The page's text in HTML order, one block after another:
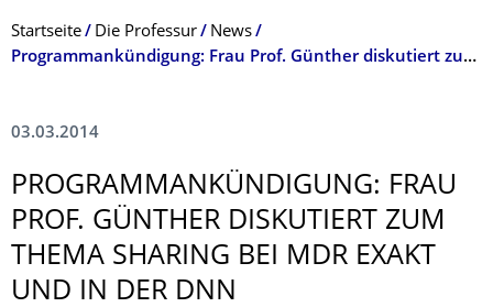
Breadcrumb-Menü
Startseite Die Professur
News
Programmankündigung: Frau Prof. Günther diskutiert zum Thema Sharing bei mdr Exakt und in der DNN
03.03.2014
PROGRAMMANKÜN­DIGUNG: FRAU
PROF. GÜNTHER DISKUTIERT ZUM
THEMA SHARING BEI MDR EXAKT
UND IN DER DNN